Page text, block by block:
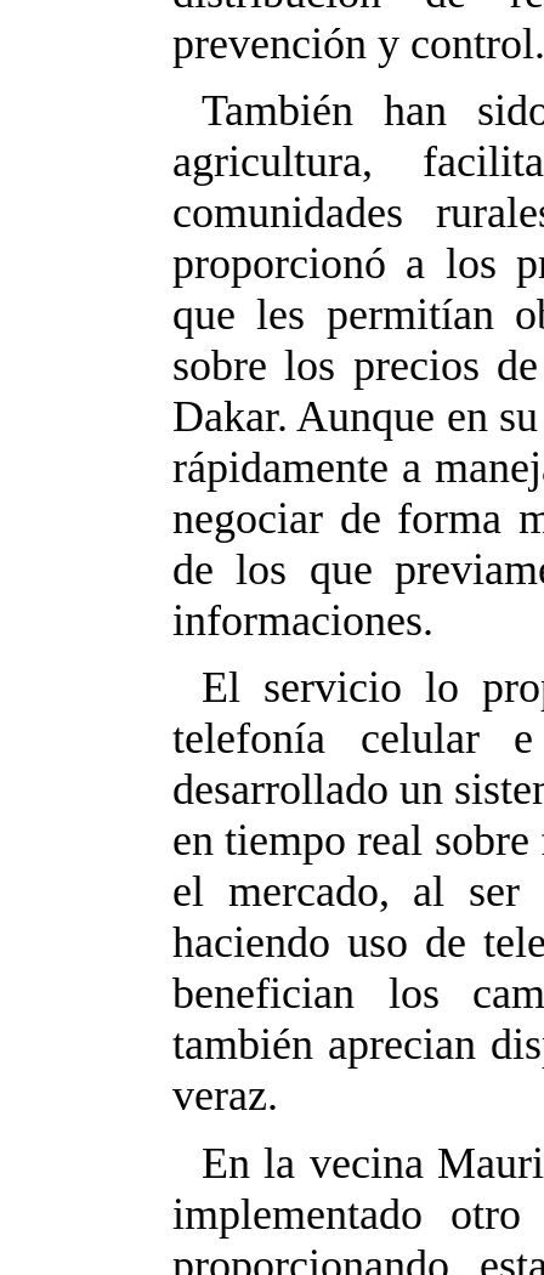
prevención y control.
También han
agricultura,
comunidades
proporcionó a los
que les permitían
sobre los precios
Dakar. Aunque en
rápidamente a
negociar de forma
de los que
informaciones.
El servicio lo
telefonía celular
desarrollado un
en tiempo real
el mercado, al ser
haciendo uso de
benefician los
también aprecian
veraz.
En la vecina
implementado
proporcionando